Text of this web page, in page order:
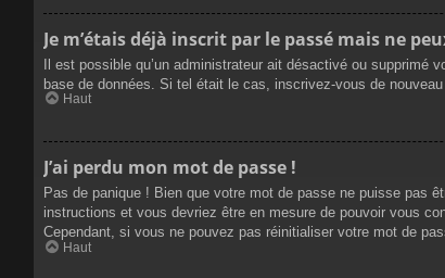
Je m’étais déjà inscrit par le passé mais ne
Il est possible qu’un administrateur ait désactivé ou
base de données. Si tel était le cas, inscrivez-vous de
Haut
J’ai perdu mon mot de passe !
Pas de panique ! Bien que votre mot de passe ne puisse pas
instructions et vous devriez être en mesure de pouvoir vous
Cependant, si vous ne pouvez pas réinitialiser votre mot de
Haut